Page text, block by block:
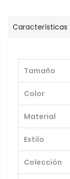
Características
Tamaño
Color
Material
Estilo
Colección